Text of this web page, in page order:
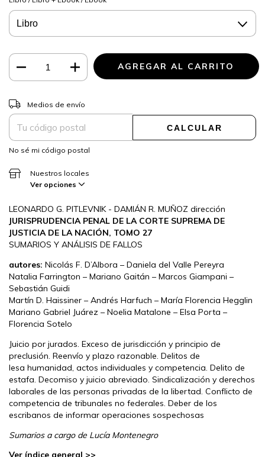
Entregas para el CP:
Medios de envío
CALCULAR
No sé mi código postal
Nuestros locales
Ver opciones
LEONARDO G. PITLEVNIK - DAMIÁN R. MUÑOZ dirección
JURISPRUDENCIA PENAL DE LA CORTE SUPREMA DE
JUSTICIA DE LA NACIÓN, TOMO 27
SUMARIOS Y ANÁLISIS DE FALLOS
autores: Nicolás F. D’Albora – Daniela del Valle Pereyra
Natalia Farrington – Mariano Gaitán – Marcos Giampani –
Sebastián Guidi
Martín D. Haissiner – Andrés Harfuch – María Florencia Hegglin
Mariano Gabriel Juárez – Noelia Matalone – Elsa Porta –
Florencia Sotelo
Juicio por jurados. Exceso de jurisdicción y principio de
preclusión. Reenvío y plazo razonable. Delitos de
lesa humanidad, actos individuales y competencia. Delito de
estafa. Decomiso y juicio abreviado. Sindicalización y derechos
laborales de las personas privadas de la libertad. Conflicto de
competencia de tribunales no federales. Deber de los
escribanos de informar operaciones sospechosas
Sumarios a cargo de Lucía Montenegro
Ver índice general >>